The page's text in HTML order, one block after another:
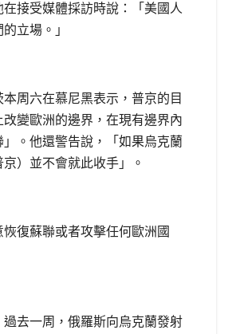
在接受媒體採訪時說：「美國人
立場。」
周六在慕尼黑表示，普京的目
變歐洲的邊界，在現有邊界內
。他還警告說，「如果烏克蘭
）並不會就此收手」。
復蘇聯或者攻擊任何歐洲國
過去一周，俄羅斯向烏克蘭發射